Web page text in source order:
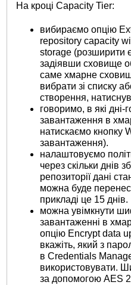
На кроці Capacity Tier:
вибираємо опцію
repository capacity
storage (розширити
задіявши сховище
саме хмарне
вибрати зі списку
створення,
говоримо, в які
завантаження в
натискаємо кнопку
завантаження).
налаштовуємо
через скільки днів
репозиторії дані
можна буде
прикладі це 15 днів.
можна увімкнути
завантаженні в
опцію Encrypt data
вкажіть, який з
в Credentials
використовувати.
за допомогою AES